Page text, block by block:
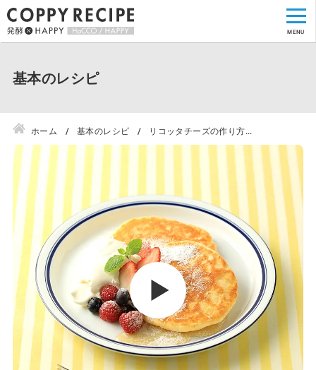
基本のレシピ
ホーム 基本のレシピ リコッタチーズの作り方...